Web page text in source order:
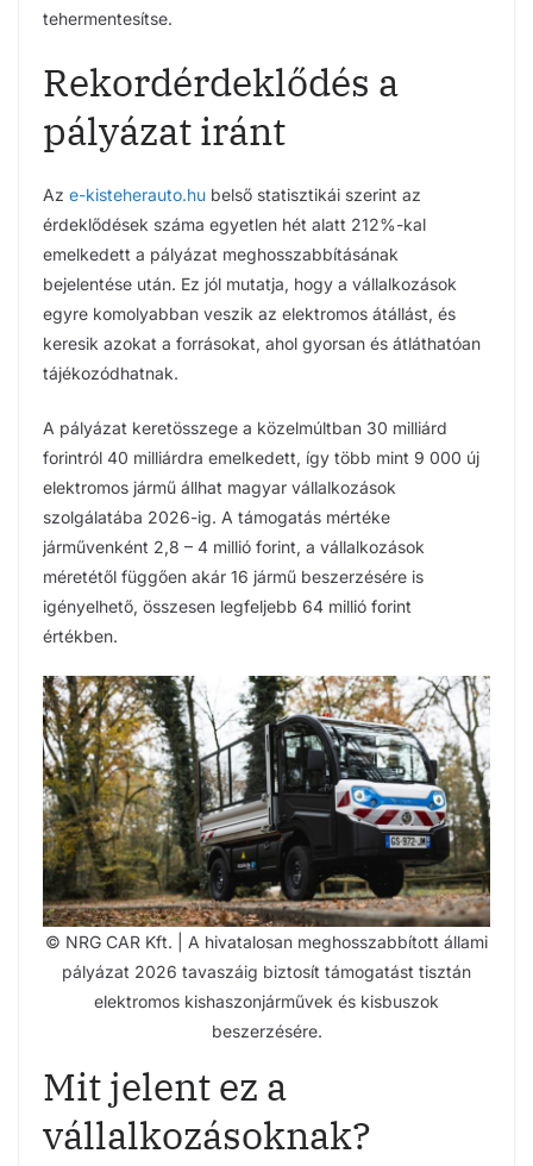
tehermentesítse.
Rekordérdeklődés a
pályázat iránt
Az e-kisteherauto.hu belső statisztikái szerint az
érdeklődések száma egyetlen hét alatt 212%-kal
emelkedett a pályázat meghosszabbításának
bejelentése után. Ez jól mutatja, hogy a vállalkozások
egyre komolyabban veszik az elektromos átállást, és
keresik azokat a forrásokat, ahol gyorsan és átláthatóan
tájékozódhatnak.
A pályázat keretösszege a közelmúltban 30 milliárd
forintról 40 milliárdra emelkedett, így több mint 9 000 új
elektromos jármű állhat magyar vállalkozások
szolgálatába 2026-ig. A támogatás mértéke
járművenként 2,8 – 4 millió forint, a vállalkozások
méretétől függően akár 16 jármű beszerzésére is
igényelhető, összesen legfeljebb 64 millió forint
értékben.
© NRG CAR Kft. | A hivatalosan meghosszabbított állami
pályázat 2026 tavaszáig biztosít támogatást tisztán
elektromos kishaszonjárművek és kisbuszok
beszerzésére.
Mit jelent ez a
vállalkozásoknak?